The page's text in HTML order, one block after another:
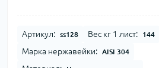
Артикул: ss128 Вес кг 1 лист: 144
Марка нержавейки: AISI 304